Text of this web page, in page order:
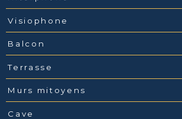
Visiophone
Balcon
Terrasse
Murs mitoyens
Cave